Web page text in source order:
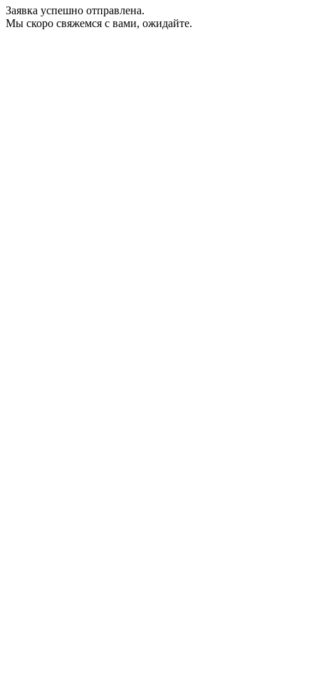
Заявка успешно отправлена.
Мы скоро свяжемся с вами, ожидайте.